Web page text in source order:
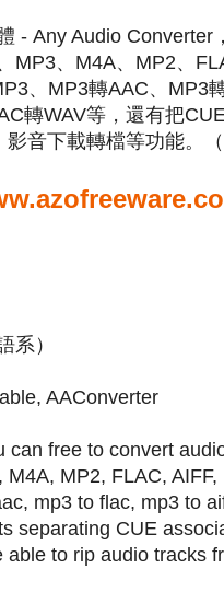
- Any Audio Converter
MP3、M4A、MP2、
、MP3轉AAC、MP3
轉WAV等，還有把
音下載轉檔等功能。（
系）
AAConverter
can free to convert
M4A, MP2, FLAC,
mp3 to flac, mp3 to
separating CUE
able to rip audio tracks